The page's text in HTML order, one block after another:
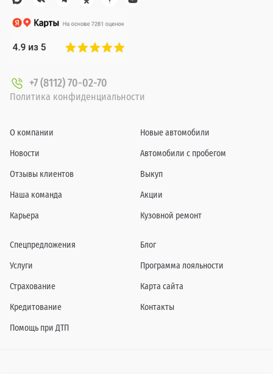
+7 (8112) 70-02-70
Политика конфиденциальности
О компании
Новости
Отзывы клиентов
Наша команда
Карьера
Новые автомобили
Автомобили с пробегом
Выкуп
Акции
Кузовной ремонт
Спецпредложения
Услуги
Страхование
Кредитование
Помощь при ДТП
Блог
Программа лояльности
Карта сайта
Контакты